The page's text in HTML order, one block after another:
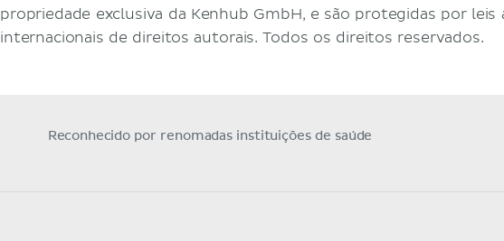
propriedade exclusiva da Kenhub GmbH, e são protegidas por leis
internacionais de direitos autorais. Todos os direitos reservados.
Reconhecido por renomadas instituições de saúde